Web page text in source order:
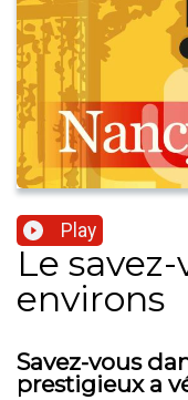
Play
Le
environs
Savez-vous
prestigieux a